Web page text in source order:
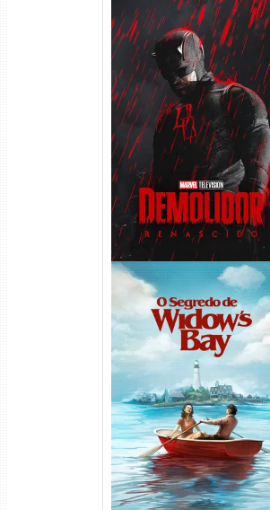
Demolidor: Renascido
Temporada (2026) WEB-
1080p Dual Áudio
O Segredo de Widow’s
1ª Temporada Torrent
WEB-DL 1080p Dual